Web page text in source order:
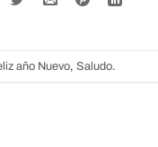
año Nuevo, Saludo.